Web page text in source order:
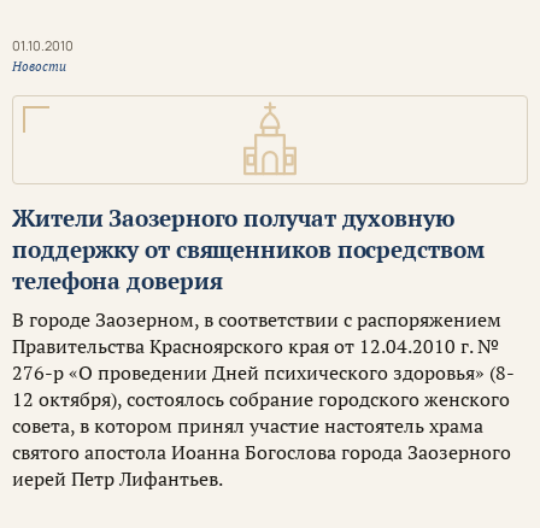
01.10.2010
Новости
Жители Заозерного получат духовную
поддержку от священников посредством
телефона доверия
В городе Заозерном, в соответствии с распоряжением
Правительства Красноярского края от 12.04.2010 г. №
276-р «О проведении Дней психического здоровья» (8-
12 октября), состоялось собрание городского женского
совета, в котором принял участие настоятель храма
святого апостола Иоанна Богослова города Заозерного
иерей Петр Лифантьев.